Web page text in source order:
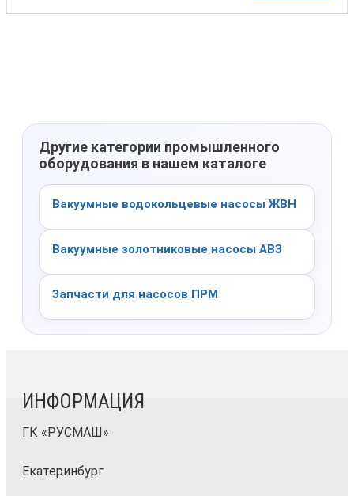
Другие категории промышленного
оборудования в нашем каталоге
Вакуумные водокольцевые насосы ЖВН
Вакуумные золотниковые насосы АВЗ
Запчасти для насосов ПРМ
ИНФОРМАЦИЯ
ГК «РУСМАШ»
Екатеринбург